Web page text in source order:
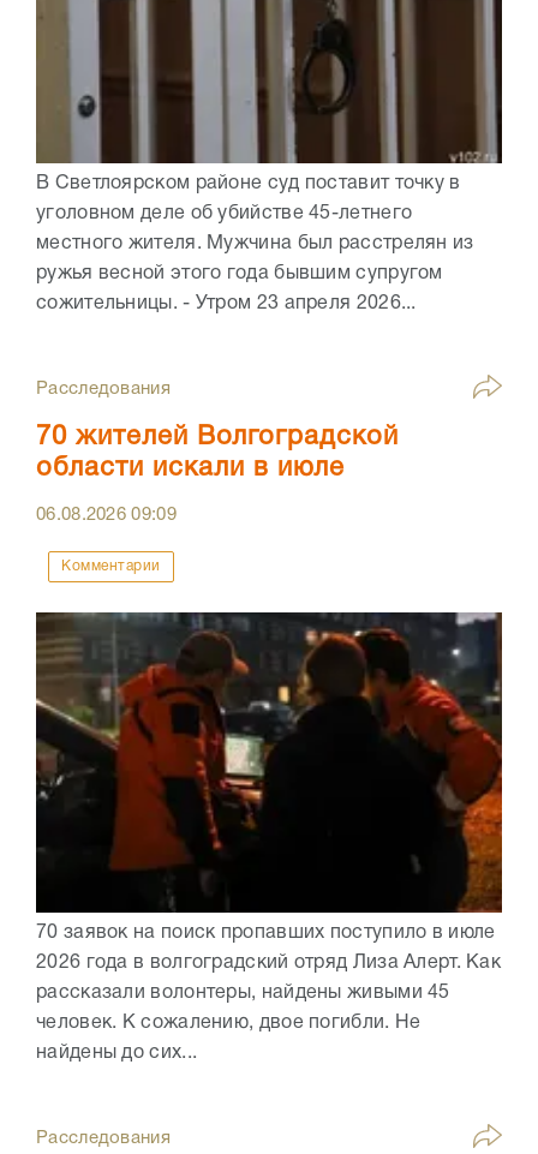
В Светлоярском районе суд поставит точку в
уголовном деле об убийстве 45-летнего
местного жителя. Мужчина был расстрелян из
ружья весной этого года бывшим супругом
сожительницы. - Утром 23 апреля 2026...
Расследования
70 жителей Волгоградской
области искали в июле
06.08.202609:09
Комментарии
70 заявок на поиск пропавших поступило в июле
2026 года в волгоградский отряд Лиза Алерт. Как
рассказали волонтеры, найдены живыми 45
человек. К сожалению, двое погибли. Не
найдены до сих...
Расследования